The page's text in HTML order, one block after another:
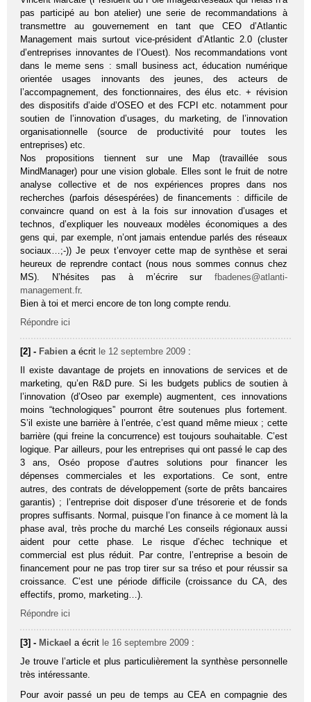
pas participé au bon atelier) une serie de recommandations à
transmettre au gouvernement en tant que CEO d’Atlantic
Management mais surtout vice-président d’Atlantic 2.0 (cluster
d’entreprises innovantes de l’Ouest). Nos recommandations vont
dans le meme sens : small business act, éducation numérique
orientée usages innovants des jeunes, des acteurs de
l’accompagnement, des fonctionnaires, des élus etc. + révision
des dispositifs d’aide d’OSEO et des FCPI etc. notamment pour
soutien de l’innovation d’usages, du marketing, de l’innovation
organisationnelle (source de productivité pour toutes les
entreprises) etc.
Nos propositions tiennent sur une Map (travaillée sous
MindManager) pour une vision globale. Elles sont le fruit de notre
analyse collective et de nos expériences propres dans nos
recherches (parfois désespérées) de financements : difficile de
convaincre quand on est à la fois sur innovation d’usages et
technos, d’expliquer les nouveaux modèles économiques a des
gens qui, par exemple, n’ont jamais entendue parlés des réseaux
sociaux…;-)) Je peux t’envoyer cette map de synthèse et serai
heureux de reprendre contact (nous nous sommes connus chez
MS). N’hésites pas à m’écrire sur fbadenes@atlanti-
management.fr.
Bien à toi et merci encore de ton long compte rendu.
Répondre ici
[2] - Fabien a écrit le 12 septembre 2009 :
Il existe davantage de projets en innovations de services et de
marketing, qu’en R&D pure. Si les budgets publics de soutien à
l’innovation (d’Oseo par exemple) augmentent, ces innovations
moins “technologiques” pourront être soutenues plus fortement.
S’il existe une barrière à l’entrée, c’est quand même mieux ; cette
barrière (qui freine la concurrence) est toujours souhaitable. C’est
logique. Par ailleurs, pour les entreprises qui ont passé le cap des
3 ans, Oséo propose d’autres solutions pour financer les
dépenses commerciales et les exportations. Ce sont, entre
autres, des contrats de développement (sorte de prêts bancaires
garantis) ; l’entreprise doit disposer d’une trésorerie et de fonds
propres suffisants. Normal, puisque l’on finance à ce moment là la
phase aval, très proche du marché Les conseils régionaux aussi
aident pour cette phase. Le risque d’échec technique et
commercial est plus réduit. Par contre, l’entreprise a besoin de
financement pour ne pas trop tirer sur sa tréso et pour réussir sa
croissance. C’est une période difficile (croissance du CA, des
effectifs, promo, marketing…).
Répondre ici
[3] - Mickael a écrit le 16 septembre 2009 :
Je trouve l’article et plus particulièrement la synthèse personnelle
très intéressante.
Pour avoir passé un peu de temps au CEA en compagnie des